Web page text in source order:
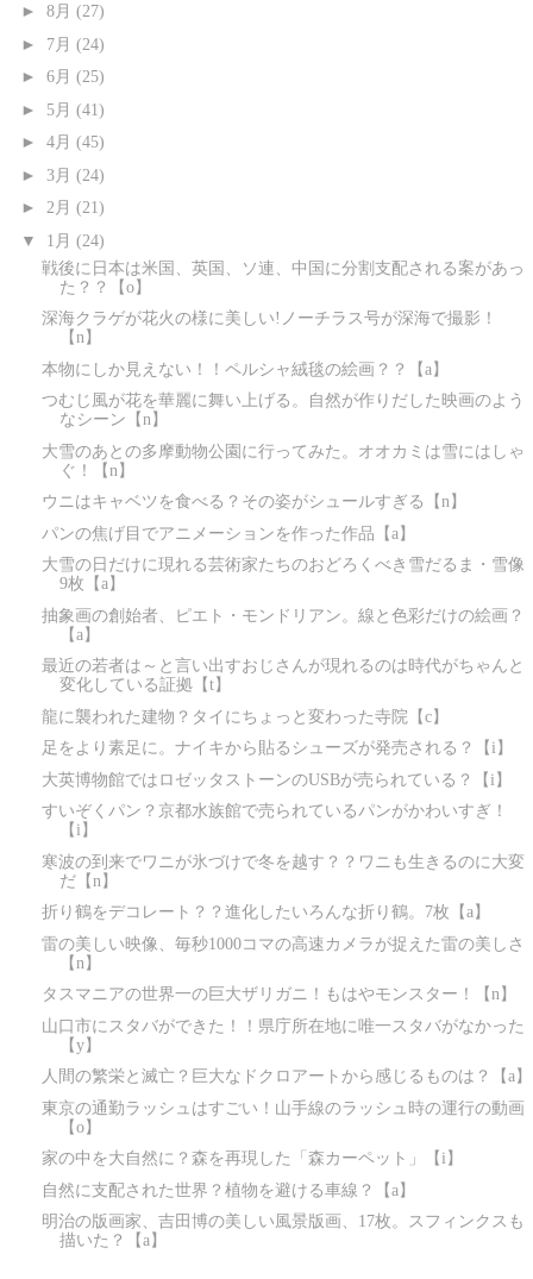
► 8月 (27)
► 7月 (24)
► 6月 (25)
► 5月 (41)
► 4月 (45)
► 3月 (24)
► 2月 (21)
▼ 1月 (24)
戦後に日本は米国、英国、ソ連、中国に分割支配される案があっ
た？？【o】
深海クラゲが花火の様に美しい!ノーチラス号が深海で撮影！
【n】
本物にしか見えない！！ペルシャ絨毯の絵画？？【a】
つむじ風が花を華麗に舞い上げる。自然が作りだした映画のよう
なシーン【n】
大雪のあとの多摩動物公園に行ってみた。オオカミは雪にはしゃ
ぐ！【n】
ウニはキャベツを食べる？その姿がシュールすぎる【n】
パンの焦げ目でアニメーションを作った作品【a】
大雪の日だけに現れる芸術家たちのおどろくべき雪だるま・雪像
9枚【a】
抽象画の創始者、ピエト・モンドリアン。線と色彩だけの絵画？
【a】
最近の若者は～と言い出すおじさんが現れるのは時代がちゃんと
変化している証拠【t】
龍に襲われた建物？タイにちょっと変わった寺院【c】
足をより素足に。ナイキから貼るシューズが発売される？【i】
大英博物館ではロゼッタストーンのUSBが売られている？【i】
すいぞくパン？京都水族館で売られているパンがかわいすぎ！
【i】
寒波の到来でワニが氷づけで冬を越す？？ワニも生きるのに大変
だ【n】
折り鶴をデコレート？？進化したいろんな折り鶴。7枚【a】
雷の美しい映像、毎秒1000コマの高速カメラが捉えた雷の美しさ
【n】
タスマニアの世界一の巨大ザリガニ！もはやモンスター！【n】
山口市にスタバができた！！県庁所在地に唯一スタバがなかった
【y】
人間の繁栄と滅亡？巨大なドクロアートから感じるものは？【a】
東京の通勤ラッシュはすごい！山手線のラッシュ時の運行の動画
【o】
家の中を大自然に？森を再現した「森カーペット」【i】
自然に支配された世界？植物を避ける車線？【a】
明治の版画家、吉田博の美しい風景版画、17枚。スフィンクスも
描いた？【a】